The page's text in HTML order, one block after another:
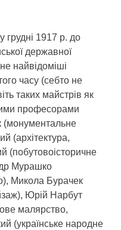
грудні 1917 р. до
державної
найвідоміші
часу (себто не
таких майстрів як
професорами
(монументальне
(архітектура,
(побутовоісторичне
Мурашко
Микола Бурачек
Юрій Нарбут
малярство,
(українське народне